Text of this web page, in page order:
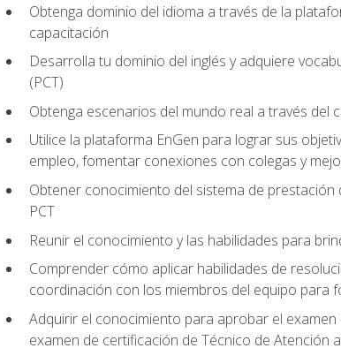
Obtenga dominio del idioma a través de la
capacitación
Desarrolla tu dominio del inglés y adquiere
(PCT)
Obtenga escenarios del mundo real a través del
Utilice la plataforma EnGen para lograr sus
empleo, fomentar conexiones con colegas y
Obtener conocimiento del sistema de
PCT
Reunir el conocimiento y las habilidades para
Comprender cómo aplicar habilidades de
coordinación con los miembros del equipo para
Adquirir el conocimiento para aprobar el
examen de certificación de Técnico de Atención